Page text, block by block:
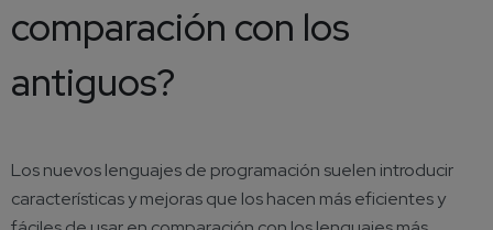
comparación con los
antiguos?
Los nuevos lenguajes de programación suelen introducir
características y mejoras que los hacen más eficientes y